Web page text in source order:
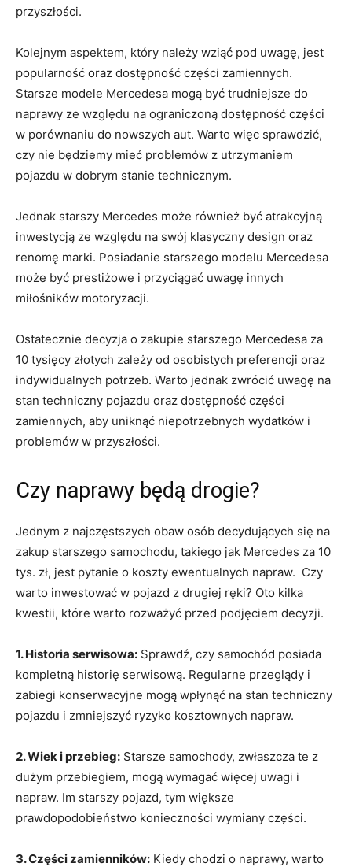
przyszłości.
Kolejnym ‌aspektem,⁤ który należy wziąć ⁢pod uwagę, jest‌
popularność oraz dostępność części zamiennych.
⁣Starsze modele Mercedesa mogą być trudniejsze do
naprawy⁣ ze względu na⁤ ograniczoną dostępność części
w porównaniu do​ nowszych aut. Warto więc sprawdzić,
czy‍ nie będziemy mieć‍ problemów z utrzymaniem
pojazdu w dobrym stanie technicznym.
Jednak starszy Mercedes może również być ⁤atrakcyjną⁢
inwestycją ze względu na swój klasyczny design oraz
renomę marki. Posiadanie starszego modelu​ Mercedesa
może być prestiżowe i przyciągać uwagę innych
miłośników⁣ motoryzacji.
Ostatecznie ⁢decyzja o zakupie starszego Mercedesa za
10 tysięcy złotych zależy ‍od osobistych preferencji oraz
indywidualnych potrzeb. Warto jednak zwrócić uwagę na
stan techniczny pojazdu oraz dostępność części
zamiennych, ⁣aby uniknąć⁤ niepotrzebnych wydatków i
problemów w przyszłości.
Czy naprawy będą drogie?
Jednym z najczęstszych obaw osób decydujących ​się ⁢na
zakup‌ starszego samochodu, ⁣takiego jak Mercedes za 10
tys. zł, jest pytanie o koszty ewentualnych napraw. ⁣ Czy
warto inwestować ⁤w pojazd z drugiej ręki? Oto kilka
kwestii, ⁤które warto rozważyć przed podjęciem decyzji.
1. Historia serwisowa: Sprawdź, czy‌ samochód posiada
kompletną historię serwisową. Regularne przeglądy i
zabiegi konserwacyjne mogą wpłynąć na stan techniczny
pojazdu i zmniejszyć ⁢ryzyko kosztownych ⁢napraw.
2. Wiek i przebieg: Starsze samochody, zwłaszcza te z
dużym przebiegiem, mogą wymagać więcej uwagi i
napraw. Im starszy pojazd, tym większe
prawdopodobieństwo konieczności wymiany części.
3. Części zamienników: Kiedy chodzi o naprawy, warto